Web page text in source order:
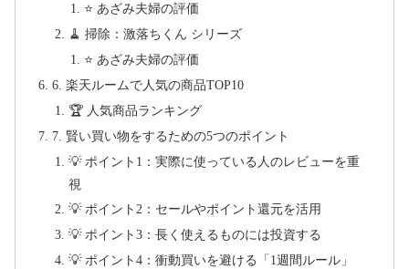
⭐ あざみ夫婦の評価
🧹 掃除：激落ちくん シリーズ
⭐ あざみ夫婦の評価
6. 楽天ルームで人気の商品TOP10
🏆 人気商品ランキング
7. 賢い買い物をするための5つのポイント
💡 ポイント1：実際に使っている人のレビューを重
視
💡 ポイント2：セールやポイント還元を活用
💡 ポイント3：長く使えるものには投資する
💡 ポイント4：衝動買いを避ける「1週間ルール」